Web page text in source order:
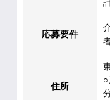
応募要件
住所